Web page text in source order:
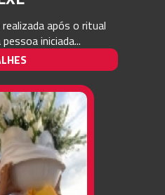
após o ritual
iniciada...